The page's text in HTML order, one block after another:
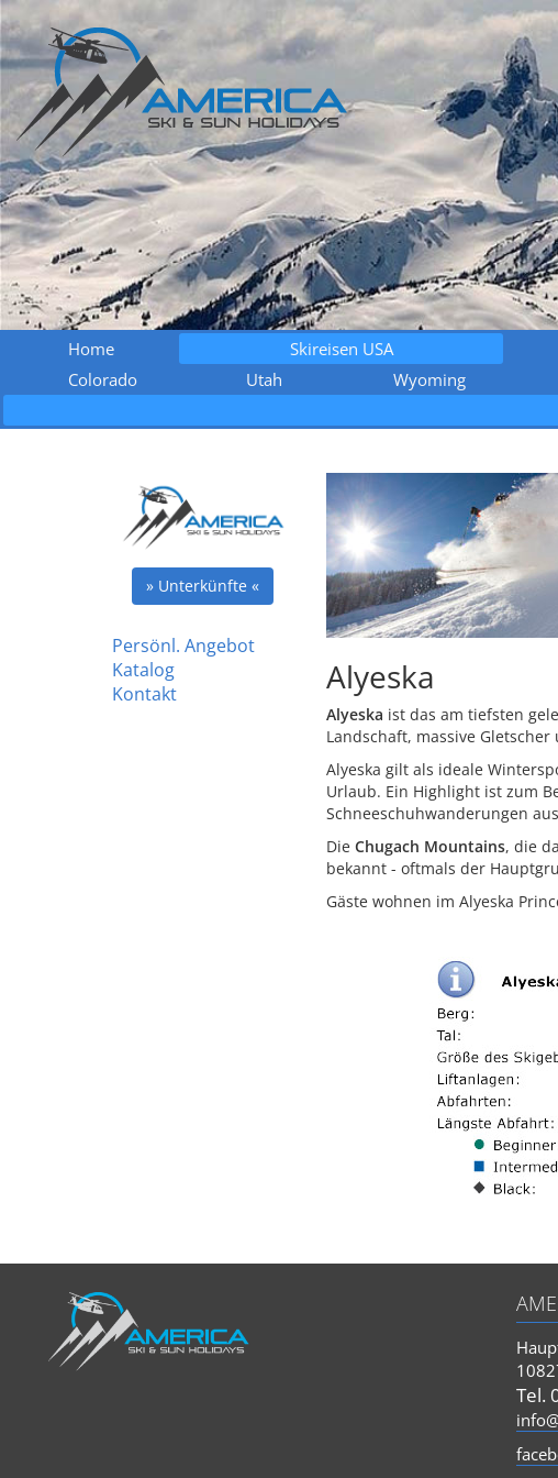
Home Skireisen USA
Colorado
Utah Wyoming
» Unterkünfte «
Persönl. Angebot
Katalog
Kontakt
Alyeska
Alyeska ist das am tiefsten
Landschaft, massive
Alyeska gilt als ideale
Urlaub. Ein Highlight ist zum
Schneeschuhwanderungen
Die Chugach Mountains, die
bekannt - oftmals der
Gäste wohnen im Alyeska
Tel.